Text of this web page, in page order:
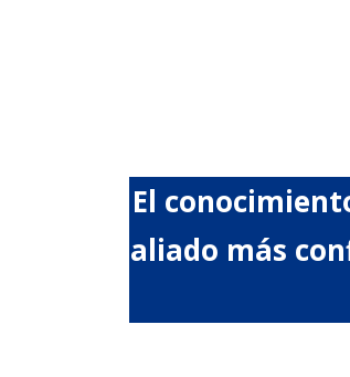
El
aliado más